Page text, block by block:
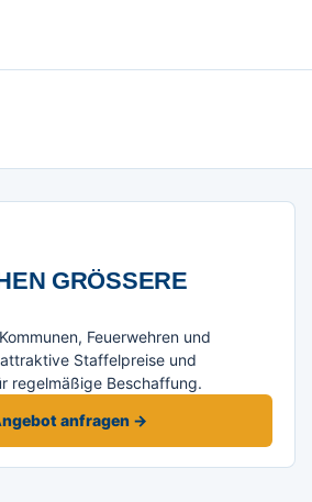
GRÖSSERE M
Feuerwehren und
Staffelpreise und
regelmäßige Beschaffung.
anfragen →